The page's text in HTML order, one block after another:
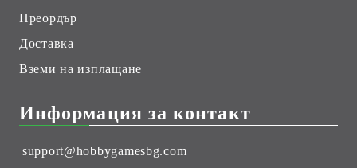
Преордър
Доставка
Вземи на изплащане
Информация за контакт
support@hobbygamesbg.com